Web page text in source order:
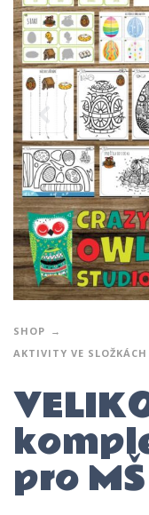
SHOP
AKTIVITY VE SLOŽKÁCH
pro MŠ